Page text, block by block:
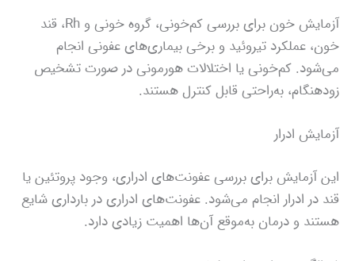
آزمایش خون برای بررسی کم‌خونی، گروه خونی و Rh، قند
خون، عملکرد تیروئید و برخی بیماری‌های عفونی انجام
می‌شود. کم‌خونی یا اختلالات هورمونی در صورت تشخیص
زودهنگام، به‌راحتی قابل کنترل هستند.
آزمایش ادرار
این آزمایش برای بررسی عفونت‌های ادراری، وجود پروتئین یا
قند در ادرار انجام می‌شود. عفونت‌های ادراری در بارداری شایع
هستند و درمان به‌موقع آن‌ها اهمیت زیادی دارد.